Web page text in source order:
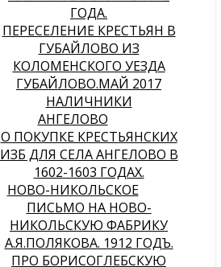
ГОДА.
ПЕРЕСЕЛЕНИЕ КРЕСТЬЯН В
ГУБАЙЛОВО ИЗ
КОЛОМЕНСКОГО УЕЗДА
ГУБАЙЛОВО.МАЙ 2017
НАЛИЧНИКИ
АНГЕЛОВО
О ПОКУПКЕ КРЕСТЬЯНСКИХ
ИЗБ ДЛЯ СЕЛА АНГЕЛОВО В
1602-1603 ГОДАХ.
НОВО-НИКОЛЬСКОЕ
ПИСЬМО НА НОВО-
НИКОЛЬСКУЮ ФАБРИКУ
А.Я.ПОЛЯКОВА. 1912 ГОДЪ.
ПРО БОРИСОГЛЕБСКУЮ